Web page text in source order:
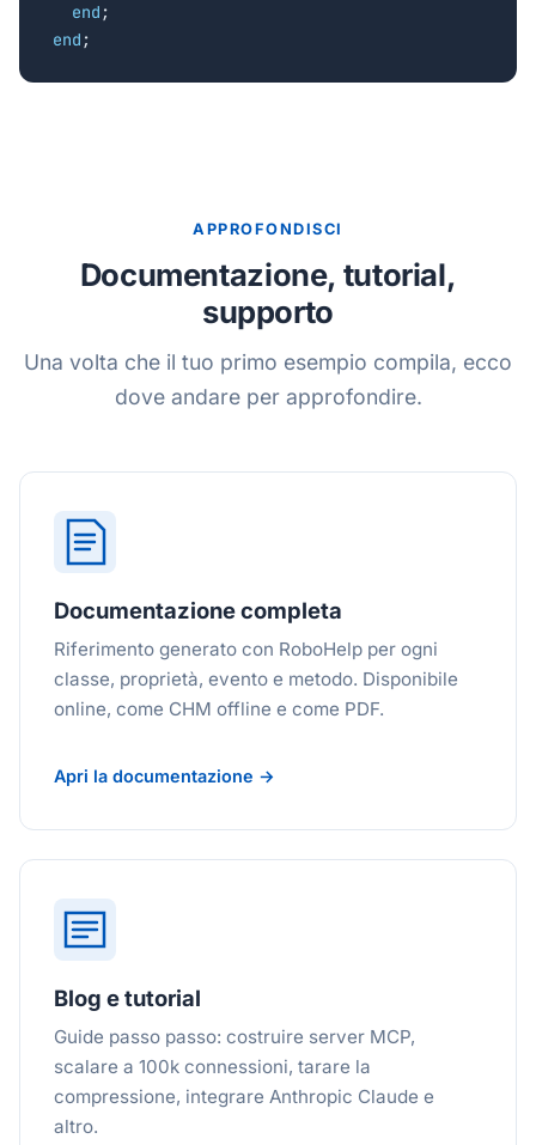
end
end ;
APPROFONDISCI
Documentazione, tutorial,
supporto
Una volta che il tuo primo esempio compila, ecco
dove andare per approfondire.
Documentazione completa
Riferimento generato con RoboHelp per ogni
classe, proprietà, evento e metodo. Disponibile
online, come CHM offline e come PDF.
Apri la documentazione →
Blog e tutorial
Guide passo passo: costruire server MCP,
scalare a 100k connessioni, tarare la
compressione, integrare Anthropic Claude e
altro.